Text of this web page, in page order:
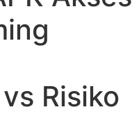
Risiko